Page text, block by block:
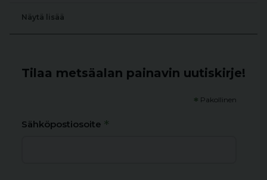
Näytä lisää
Tilaa metsäalan painavin uutiskirje!
* Pakollinen
Sähköpostiosoite *